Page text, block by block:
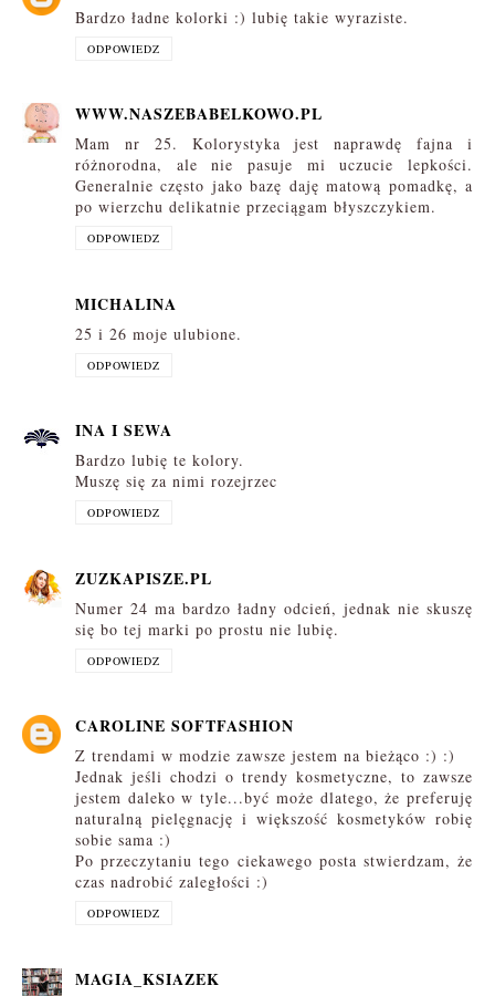
Bardzo ładne kolorki :) lubię takie wyraziste.
ODPOWIEDZ
WWW.NASZEBABELKOWO.PL
Mam nr 25. Kolorystyka jest naprawdę fajna i
różnorodna, ale nie pasuje mi uczucie lepkości.
Generalnie często jako bazę daję matową pomadkę, a
po wierzchu delikatnie przeciągam błyszczykiem.
ODPOWIEDZ
MICHALINA
25 i 26 moje ulubione.
ODPOWIEDZ
INA I SEWA
Bardzo lubię te kolory.
Muszę się za nimi rozejrzec
ODPOWIEDZ
ZUZKAPISZE.PL
Numer 24 ma bardzo ładny odcień, jednak nie skuszę
się bo tej marki po prostu nie lubię.
ODPOWIEDZ
CAROLINE SOFTFASHION
Z trendami w modzie zawsze jestem na bieżąco :) :)
Jednak jeśli chodzi o trendy kosmetyczne, to zawsze
jestem daleko w tyle...być może dlatego, że preferuję
naturalną pielęgnację i większość kosmetyków robię
sobie sama :)
Po przeczytaniu tego ciekawego posta stwierdzam, że
czas nadrobić zaległości :)
ODPOWIEDZ
MAGIA_KSIAZEK